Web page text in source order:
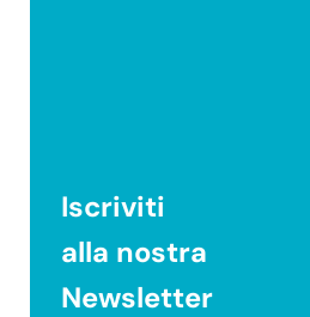
Iscriviti
alla nostra
Newsletter